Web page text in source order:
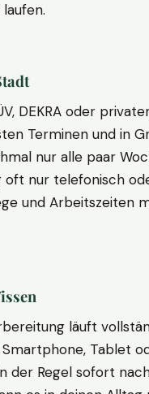
DEKRA oder
Terminen und in
nur alle paar
oft nur telefonisch
und Arbeitszeiten
läuft
Tablet
der Regel sofort